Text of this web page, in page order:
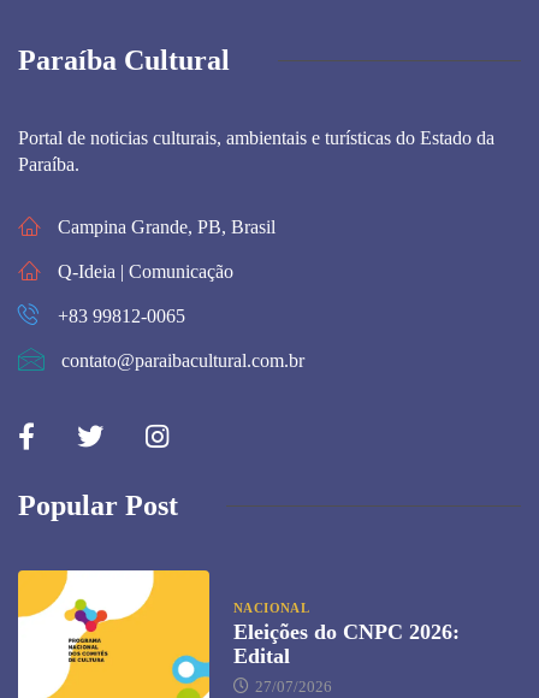
Paraíba Cultural
Portal de noticias culturais, ambientais e turísticas do Estado da
Paraíba.
Campina Grande, PB, Brasil
Q-Ideia | Comunicação
+83 99812-0065
contato@paraibacultural.com.br
Popular Post
NACIONAL
Eleições do CNPC 2026:
Edital
27/07/2026